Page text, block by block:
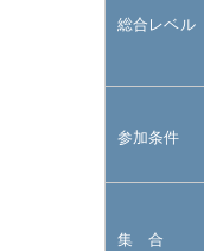
総合レベル
参加条件
集 合